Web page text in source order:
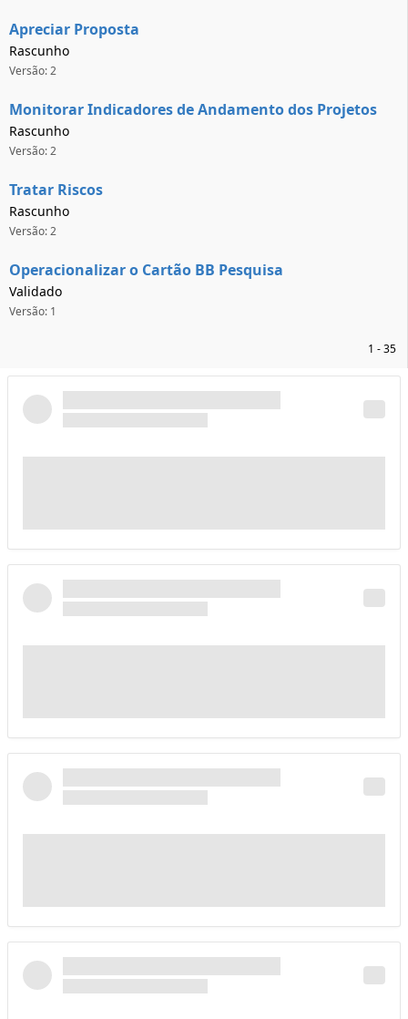
Apreciar Proposta
Rascunho
Versão: 2
Monitorar Indicadores de Andamento dos Projetos
Rascunho
Versão: 2
Tratar Riscos
Rascunho
Versão: 2
Operacionalizar o Cartão BB Pesquisa
Validado
Versão: 1
1 - 35